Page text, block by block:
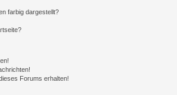
farbig dargestellt?
Forums erhalten!